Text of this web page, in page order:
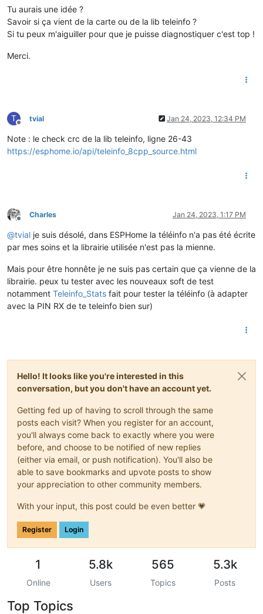
Tu aurais une idée ?
Savoir si ça vient de la carte ou de la lib teleinfo ?
Si tu peux m'aiguiller pour que je puisse diagnostiquer c'est top !
Merci.
T
Offline
tvial Jan 24, 2023, 12:34 PM
Note : le check crc de la lib teleinfo, ligne 26-43
https://esphome.io/api/teleinfo_8cpp_source.html
Offline
Charles Jan 24, 2023, 1:17 PM
@tvial je suis désolé, dans ESPHome la téléinfo n'a pas été écrite
par mes soins et la librairie utilisée n'est pas la mienne.
Mais pour être honnête je ne suis pas certain que ça vienne de la
librairie. peux tu tester avec les nouveaux soft de test
notamment Teleinfo_Stats fait pour tester la téléinfo (à adapter
avec la PIN RX de te teleinfo bien sur)
Hello! It looks like you're interested in this
conversation, but you don't have an account yet.
Getting fed up of having to scroll through the same
posts each visit? When you register for an account,
you'll always come back to exactly where you were
before, and choose to be notified of new replies
(either via email, or push notification). You'll also be
able to save bookmarks and upvote posts to show
your appreciation to other community members.
With your input, this post could be even better 💗
Register Login
1
Online
5.8k
Users
565
Topics
5.3k
Posts
Top Topics